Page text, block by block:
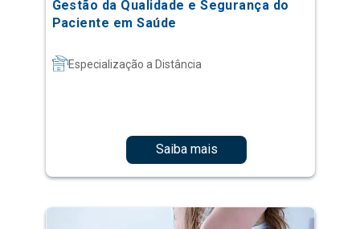
Gestão da Qualidade e Segurança do
Paciente em Saúde
Especialização a Distância
Saiba mais